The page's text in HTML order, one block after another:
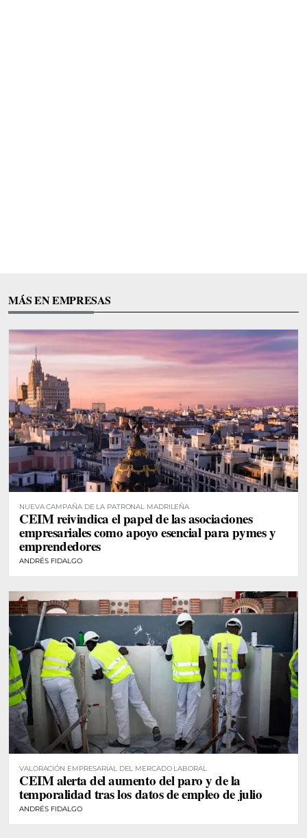
MÁS EN EMPRESAS
NUEVA CAMPAÑA DE LA PATRONAL MADRILEÑA
CEIM reivindica el papel de las asociaciones
empresariales como apoyo esencial para pymes y
emprendedores
ANDRÉS FIDALGO
VALORACIÓN EMPRESARIAL DEL MERCADO LABORAL
CEIM alerta del aumento del paro y de la
temporalidad tras los datos de empleo de julio
ANDRÉS FIDALGO